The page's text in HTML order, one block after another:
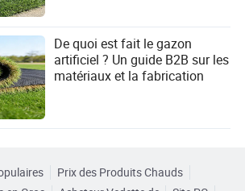
De quoi est fait le gazon
artificiel ? Un guide B2B sur les
matériaux et la fabrication
Prix des Produits Chauds